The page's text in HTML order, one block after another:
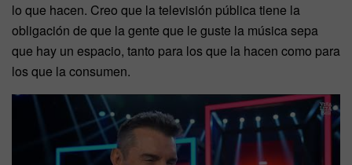
lo que hacen. Creo que la televisión pública tiene la
obligación de que la gente que le guste la música sepa
que hay un espacio, tanto para los que la hacen como para
los que la consumen.